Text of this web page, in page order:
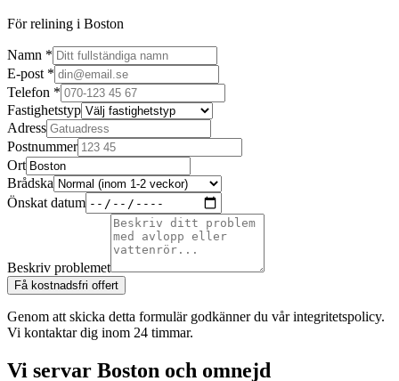
För relining i Boston
Namn *
E-post *
Telefon *
Fastighetstyp
Adress
Postnummer
Ort
Brådska
Önskat datum
Beskriv problemet
Få kostnadsfri offert
Genom att skicka detta formulär godkänner du vår integritetspolicy.
Vi kontaktar dig inom 24 timmar.
Vi servar Boston och omnejd